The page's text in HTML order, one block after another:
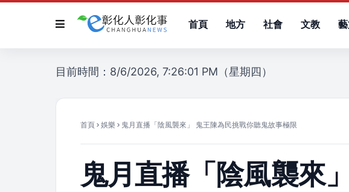
首頁 地方 社會 文教
目前時間：8/6/2026, 7:26:01 PM（星期四）
首頁 娛樂 鬼月直播「陰風襲來」 鬼王陳為民挑戰你聽鬼故事極限
鬼月直播「陰風襲來